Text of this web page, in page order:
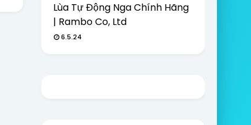
Lùa Tự Động Nga Chính Hãng
| Rambo Co, Ltd
6.5.24